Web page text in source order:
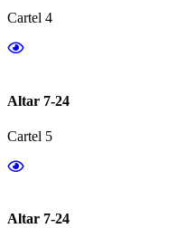
Cartel 4
Altar 7-24
Cartel 5
Altar 7-24